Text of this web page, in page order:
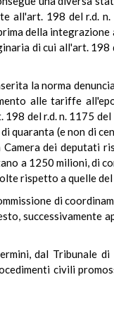
all'art. 198 del r.d.
della integrazione
di cui all'art. 198
la norma
alle tariffe
198 del r.d. n. 1175
quaranta (e non di
dei deputati
a 1250 milioni, di
rispetto a quelle
di
successivamente
dal Tribunale
civili